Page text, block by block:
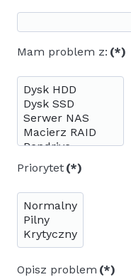
Mam problem z: (*)
Priorytet (*)
Opisz problem (*)